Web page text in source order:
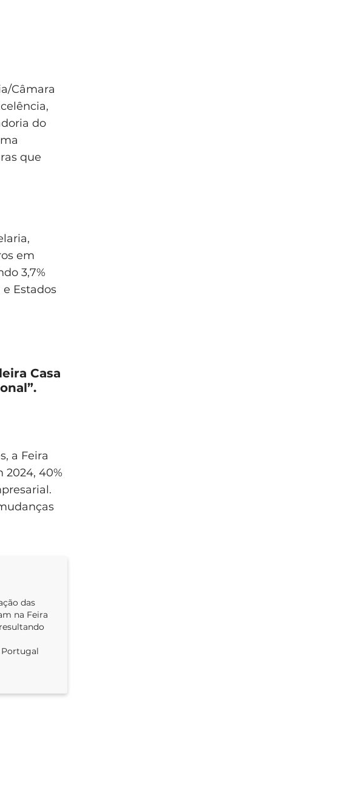
Câmara
do
que
em
3,7%
Estados
Casa
a Feira
2024, 40%
das
na Feira